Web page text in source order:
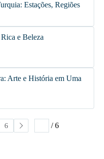
Estações, Regiões
e Beleza
Arte e História em Uma
6 / 6